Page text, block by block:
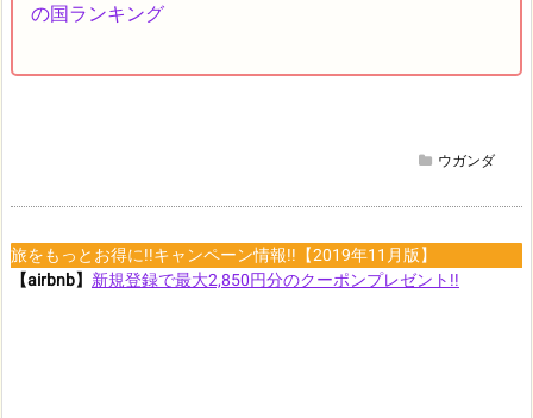
の国ランキング
ウガンダ
旅をもっとお得に!!キャンペーン情報!!【2019年11月版】
【airbnb】 新規登録で最大2,850円分のクーポンプレゼント!!